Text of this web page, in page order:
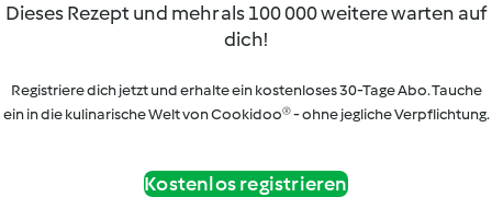
Dieses Rezept und mehr als 100 000 weitere warten auf
dich!
Registriere dich jetzt und erhalte ein kostenloses 30-Tage Abo. Tauche
ein in die kulinarische Welt von Cookidoo® - ohne jegliche Verpflichtung.
Kostenlos registrieren